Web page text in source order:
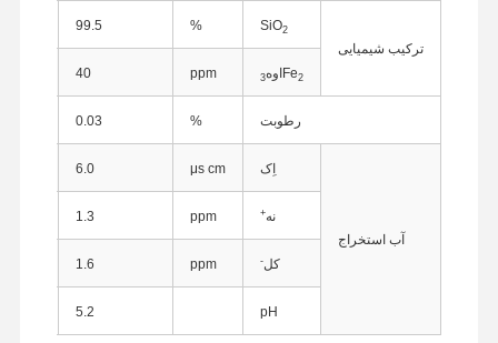
ترکیب شیمیایی
SiO2
%
99.5
Fe2 اوه3
ppm
40
رطوبت %
0.03
آب استخراج
اِک μs cm
6.0
نه+
ppm
1.3
کل-
ppm
1.6
pH
5.2